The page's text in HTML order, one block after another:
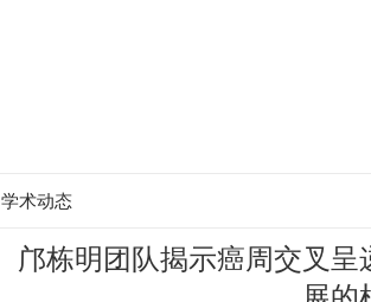
学术动态
邝栋明团队揭示癌周交叉